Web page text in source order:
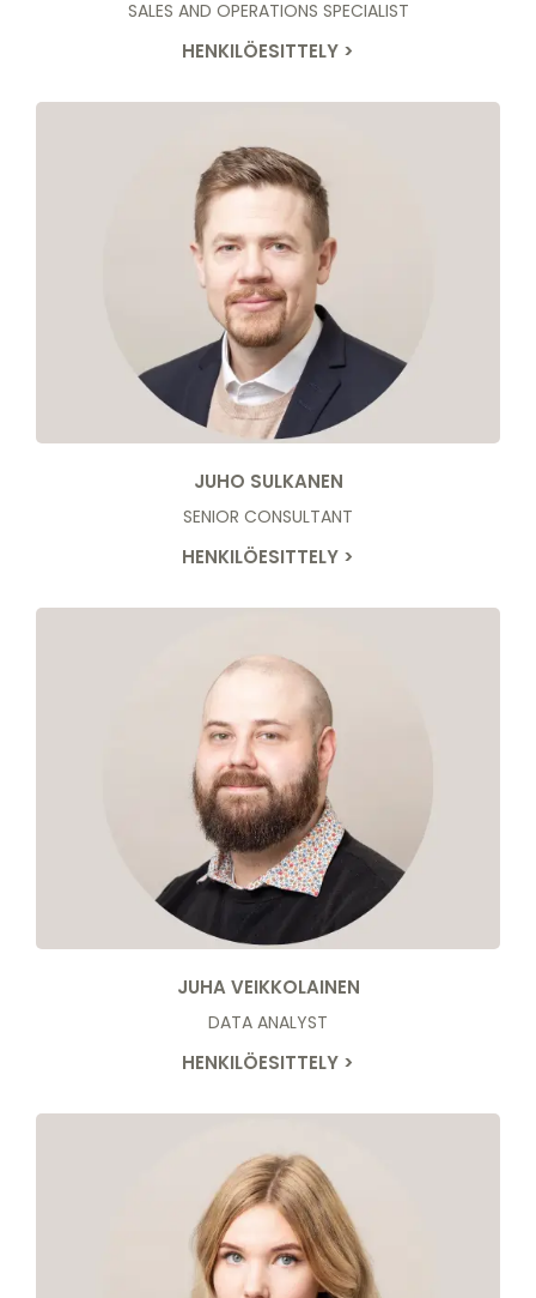
SALES AND OPERATIONS SPECIALIST
HENKILÖESITTELY >
JUHO SULKANEN
SENIOR CONSULTANT
HENKILÖESITTELY >
JUHA VEIKKOLAINEN
DATA ANALYST
HENKILÖESITTELY >